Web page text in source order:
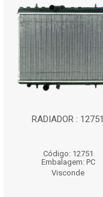
RADIADOR : 12751
Código: 12751
Embalagem: PC
Visconde